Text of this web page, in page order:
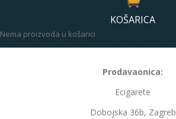
KOŠARICA
Nema proizvoda u košarici
Prodavaonica:
Ecigarete
Dobojska 36b, Zagreb